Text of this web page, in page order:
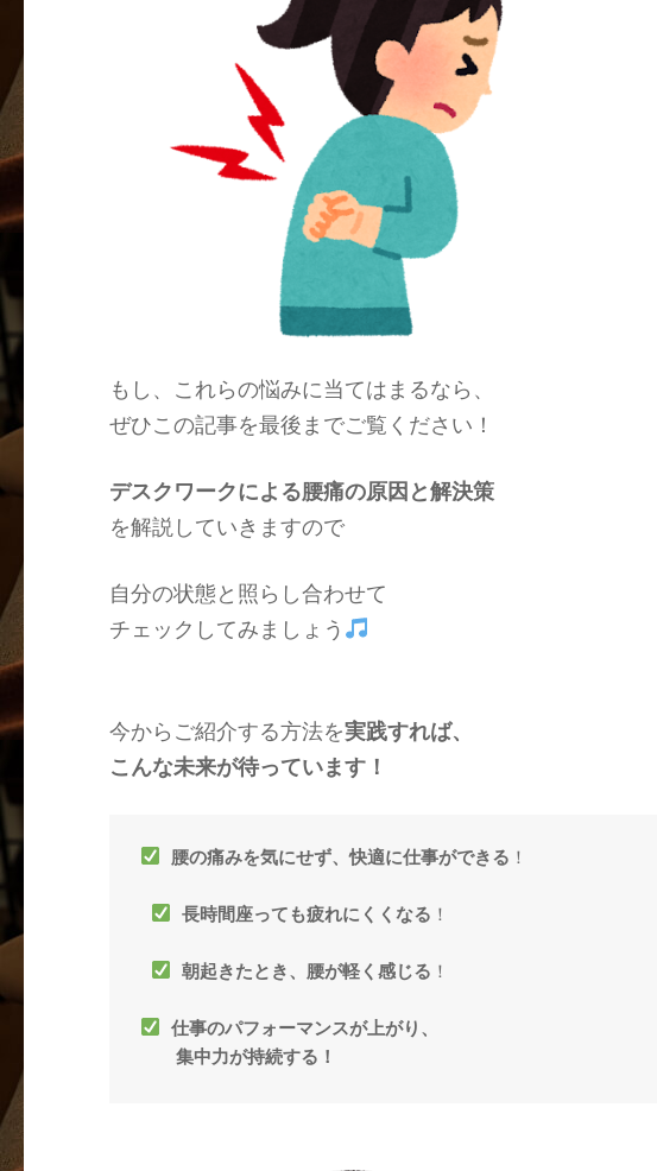
もし、これらの悩みに当てはまるなら、
ぜひこの記事を最後までご覧ください！
デスクワークによる腰痛の原因と解決策
を解説していきますので
自分の状態と照らし合わせて
チェックしてみましょう
今からご紹介する方法を実践すれば、
こんな未来が待っています！
腰の痛みを気にせず、快適に仕事ができる
長時間座っても疲れにくくなる ！
朝起きたとき、腰が軽く感じる
仕事のパフォーマンスが上がり、
集中力が持続する！